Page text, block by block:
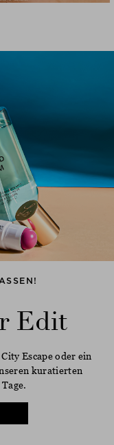
Edit
Escape oder ein
kuratierten